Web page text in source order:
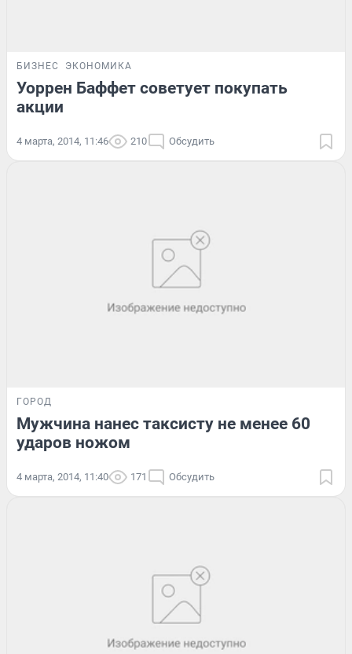
БИЗНЕС ЭКОНОМИКА
Уоррен Баффет советует покупать
акции
4 марта, 2014, 11:46 210 Обсудить
ГОРОД
Мужчина нанес таксисту не менее 60
ударов ножом
4 марта, 2014, 11:40 171 Обсудить